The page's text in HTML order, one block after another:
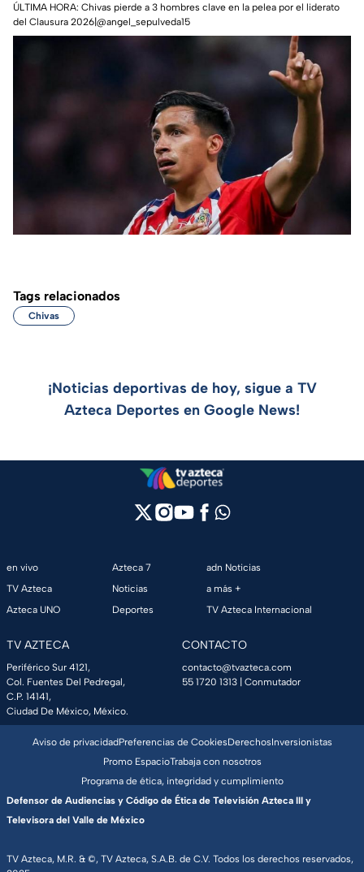
ÚLTIMA HORA: Chivas pierde a 3 hombres clave en la pelea por el liderato
del Clausura 2026|@angel_sepulveda15
Tags relacionados
Chivas
¡Noticias deportivas de hoy, sigue a TV
Azteca Deportes en Google News!
en vivo
TV Azteca
Azteca UNO
Azteca 7
Noticias
Deportes
adn Noticias
a más +
TV Azteca Internacional
TV AZTECA
Periférico Sur 4121,
Col. Fuentes Del Pedregal,
C.P. 14141,
Ciudad De México, México.
CONTACTO
contacto@tvazteca.com
55 1720 1313 | Conmutador
TV Azteca, M.R. & ©, TV Azteca, S.A.B. de C.V. Todos los derechos reservados,
Aviso de privacidadPreferencias de CookiesDerechosInversionistas
Promo EspacioTrabaja con nosotros
Programa de ética, integridad y cumplimiento
Defensor de Audiencias y Código de Ética de Televisión Azteca III y
Televisora del Valle de México